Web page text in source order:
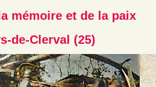
mémoire et de la paix
de-Clerval (25)